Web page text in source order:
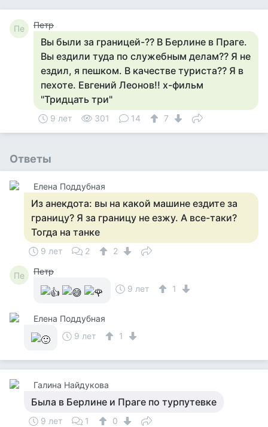
Пе Петр
Вы были за границей-?? В Берлине в Праге.
Вы ездили туда по служебным делам?? Я не
ездил, я пешком. В качестве туриста?? Я в
пехоте. Евгений Леонов!! х-фильм
"Тридцать три"
9 лет 301 14 7
Ответы
Елена Поддубная
Из анекдота: вы на какой машине ездите за
границу? Я за границу не езжу. А все-таки?
Тогда на танке
9 лет 2 2
Пе
Петр
9 лет
1
Елена Поддубная
9 лет
1
Галина Найдукова
Была в Берлине и Праге по турпутевке
9 лет 1 0